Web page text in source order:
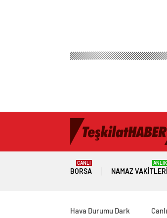
BORSA
CANLI
NAMAZ VAKITLERI
ANLIK
Hava Durumu Dark